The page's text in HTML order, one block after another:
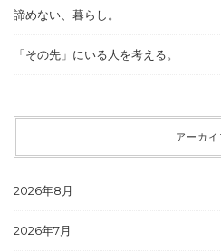
諦めない、暮らし。
「その先」にいる人を考える。
アーカイ
2026年8月
2026年7月